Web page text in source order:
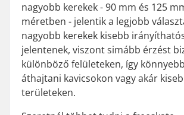
nagyobb kerekek - 90 mm és 125
méretben - jelentik a legjobb
nagyobb kerekek kisebb
jelentenek, viszont simább érzést
különböző felületeken, így
áthajtani kavicsokon vagy akár
területeken.